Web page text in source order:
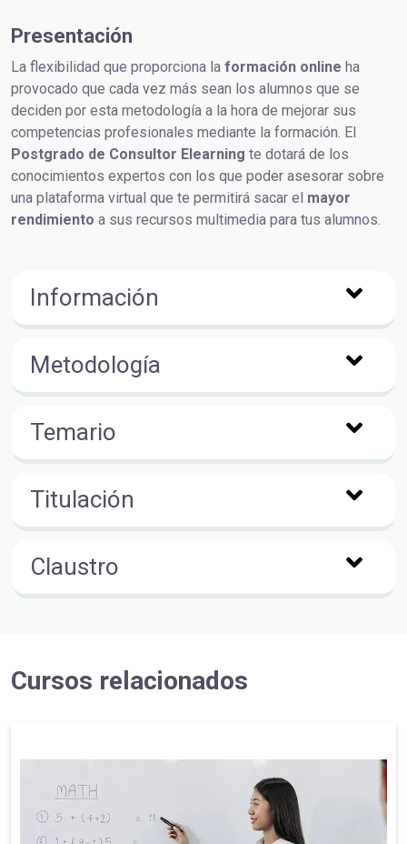
Presentación
La flexibilidad que proporciona la formación online ha
provocado que cada vez más sean los alumnos que se
deciden por esta metodología a la hora de mejorar sus
competencias profesionales mediante la formación. El
Postgrado de Consultor Elearning te dotará de los
conocimientos expertos con los que poder asesorar sobre
una plataforma virtual que te permitirá sacar el mayor
rendimiento a sus recursos multimedia para tus alumnos.
Información
Metodología
Temario
Titulación
Claustro
Cursos relacionados